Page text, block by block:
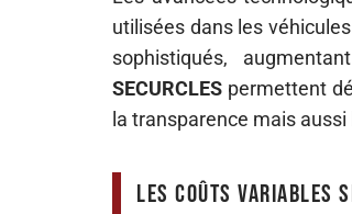
utilisées dans les
sophistiqués,
SECURCLES permettent
la transparence mais
Les coûts variables